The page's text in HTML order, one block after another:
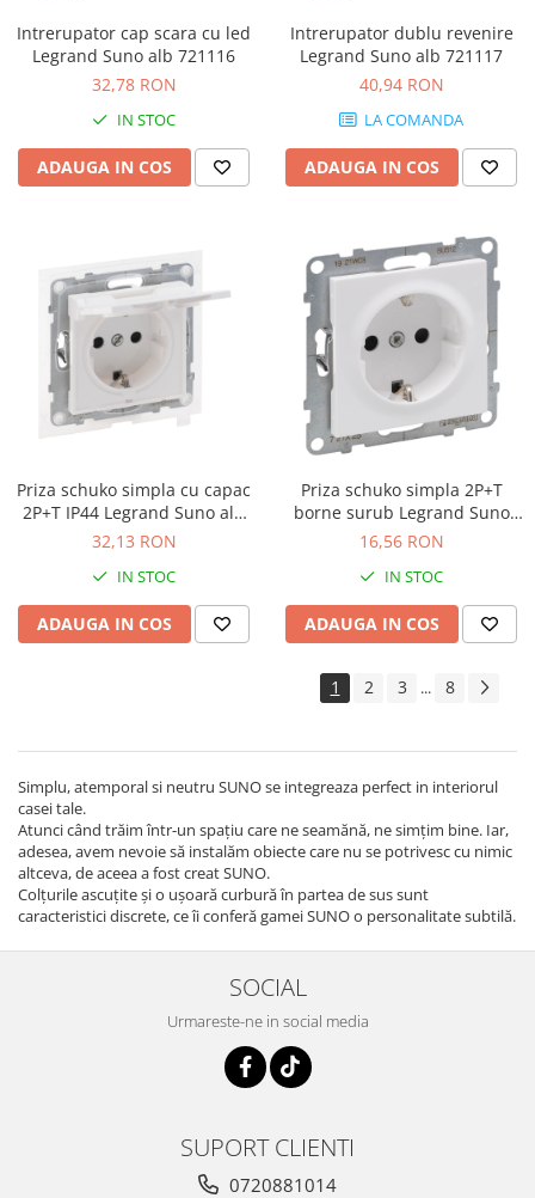
Intrerupator cap scara cu led
Legrand Suno alb 721116
32,78 RON
IN STOC
ADAUGA IN COS
Intrerupator dublu revenire
Legrand Suno alb 721117
40,94 RON
LA COMANDA
ADAUGA IN COS
Priza schuko simpla cu capac
2P+T IP44 Legrand Suno alb
721123
32,13 RON
IN STOC
ADAUGA IN COS
Priza schuko simpla 2P+T
borne surub Legrand Suno
alb 721125
16,56 RON
IN STOC
ADAUGA IN COS
1 2 3 ... 8
Simplu, atemporal si neutru SUNO se integreaza perfect in interiorul
casei tale.
Atunci când trăim într-un spațiu care ne seamănă, ne simțim bine. Iar,
adesea, avem nevoie să instalăm obiecte care nu se potrivesc cu nimic
altceva, de aceea a fost creat SUNO.
Colțurile ascuțite și o ușoară curbură în partea de sus sunt
caracteristici discrete, ce îi conferă gamei SUNO o personalitate subtilă.
SOCIAL
Urmareste-ne in social media
SUPORT CLIENTI
0720881014